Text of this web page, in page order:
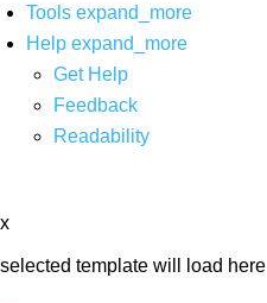
Tools expand_more
Help expand_more
Get Help
Feedback
Readability
x
selected template will load here